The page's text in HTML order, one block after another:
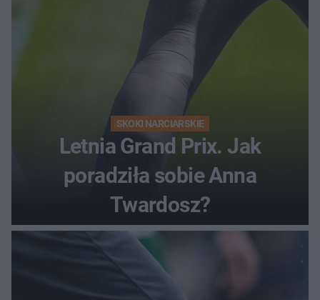
SKOKI NARCIARSKIE
Letnia Grand Prix. Jak
poradziła sobie Anna
Twardosz?